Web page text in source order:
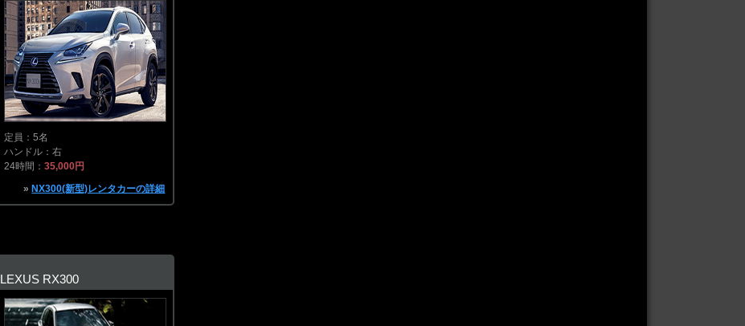
定員：5名
ハンドル：右
24時間：35,000円
» NX300(新型)レンタカーの詳細
LEXUS RX300